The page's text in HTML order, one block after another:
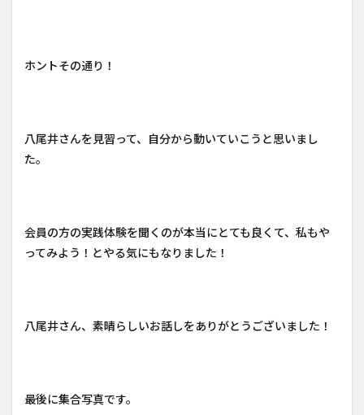
ホントその通り！
八尾井さんを見習って、自分から動いていこうと思いまし
た。
会員の方の実践体験を聞くのが本当にとても良くて、私もや
ってみよう！とやる気にもなりました！
八尾井さん、素晴らしいお話しをありがとうございました！
最後に集合写真です。